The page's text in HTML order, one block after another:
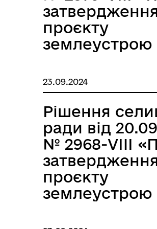
області»
району
області»
громадянина
України
Максима
межах
селищної
Березівського
району
області»
проєкту
земельної
зміною
призначення
знаходиться у
власності
громадянки
Дубик Ганни
Василівни в
території
Миколаївської
23.09.2024
Рішення
ради від
№ 2968-VIII
проєкту